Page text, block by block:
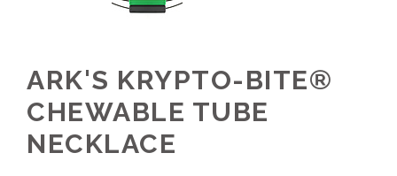
ARK'S KRYPTO-BITE®
CHEWABLE TUBE
NECKLACE